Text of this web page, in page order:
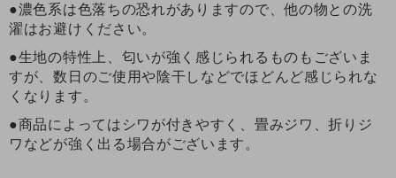
●濃色系は色落ちの恐れがありますので、他の物との洗
濯はお避けください。
●生地の特性上、匂いが強く感じられるものもございま
すが、数日のご使用や陰干しなどでほどんど感じられな
くなります。
●商品によってはシワが付きやすく、畳みジワ、折りジ
ワなどが強く出る場合がございます。